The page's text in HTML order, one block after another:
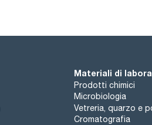
Materiali di
Prodotti chimici
Microbiologia
Vetreria, quarzo e
Cromatografia